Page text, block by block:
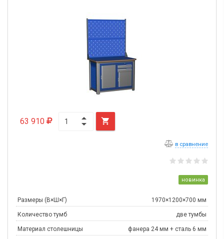
63 910 
в сравнение
новинка
Размеры (В×Ш×Г) 1970×1200×700 мм
Количество тумб две тумбы
Материал столешницы фанера 24 мм + сталь 6 мм